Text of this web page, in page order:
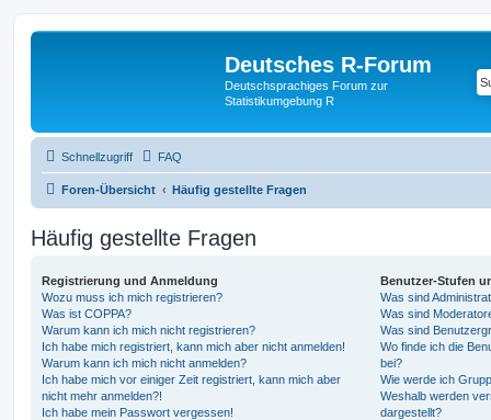
Deutsches R-Forum
Deutschsprachiges Forum zur
Statistikumgebung R
Schnellzugriff FAQ
Foren-Übersicht Häufig gestellte Fragen
Häufig gestellte Fragen
Registrierung und Anmeldung
Wozu muss ich mich registrieren?
Was ist COPPA?
Warum kann ich mich nicht registrieren?
Ich habe mich registriert, kann mich aber nicht anmelden!
Warum kann ich mich nicht anmelden?
Ich habe mich vor einiger Zeit registriert, kann mich aber
nicht mehr anmelden?!
Ich habe mein Passwort vergessen!
Benutzer-Stufen
Was sind
Was sind
Was sind
Wo finde ich die
bei?
Wie werde ich
Weshalb werden
dargestellt?